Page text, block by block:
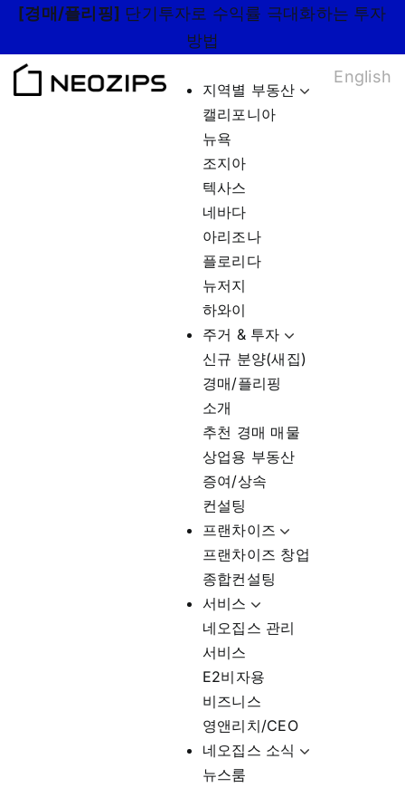
Skip
content
[경매/플리핑] 단기투자로 수익률 극대화하는 투자
방법
지역별 부동산
캘리포니아
뉴욕
조지아
텍사스
네바다
아리조나
플로리다
뉴저지
하와이
주거 & 투자
신규 분양(새집)
경매/플리핑
소개
추천 경매 매물
상업용 부동산
증여/상속
컨설팅
프랜차이즈
프랜차이즈 창업
종합컨설팅
서비스
네오집스 관리
서비스
E2비자용
비즈니스
영앤리치/CEO
네오집스 소식
뉴스룸
English